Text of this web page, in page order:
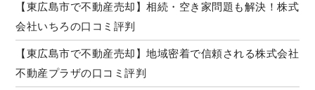
【東広島市で不動産売却】相続・空き家問題も解決！株式
会社いちろの口コミ評判
【東広島市で不動産売却】地域密着で信頼される株式会社
不動産プラザの口コミ評判